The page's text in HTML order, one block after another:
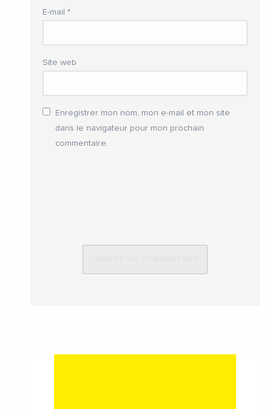
E-mail *
Site web
Enregistrer mon nom, mon e-mail et mon site
dans le navigateur pour mon prochain
commentaire.